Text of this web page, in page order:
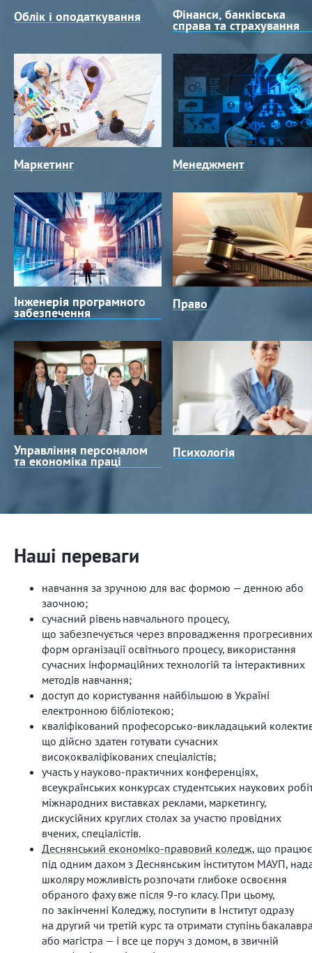
Облік і оподаткування Фінанси, банківська
справа та страхування
Маркетинг Менеджмент
Інженерія програмного
забезпечення
Право
Управління персоналом
та економіка праці
Психологія
Наші переваги
навчання за зручною для вас формою — денною або
заочною;
сучасний рівень навчального процесу,
що забезпечується через впровадження прогресивних
форм організації освітнього процесу, використання
сучасних інформаційних технологій та інтерактивних
методів навчання;
доступ до користування найбільшою в Україні
електронною бібліотекою;
кваліфікований професорсько-викладацький
що дійсно здатен готувати сучасних
висококваліфікованих спеціалістів;
участь у науково-практичних конференціях,
всеукраїнських конкурсах студентських наукових
міжнародних виставках реклами, маркетингу,
дискусійних круглих столах за участю провідних
вчених, спеціалістів.
Деснянський економіко-правовий коледж, що працює
під одним дахом з Деснянським інститутом МАУП,
школяру можливість розпочати глибоке освоєння
обраного фаху вже після 9-го класу. При цьому,
по закінченні Коледжу, поступити в Інститут одразу
на другий чи третій курс та отримати ступінь
або магістра — і все це поруч з домом, в звичній